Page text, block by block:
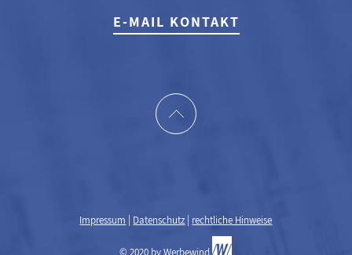
E-MAIL KONTAKT
Impressum Datenschutz rechtliche Hinweise
© 2020 byWerbewind